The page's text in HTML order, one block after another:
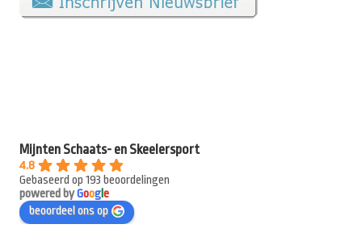
Mijnten Schaats- en Skeelersport
4.8
Gebaseerd op 193 beoordelingen
powered byGooge
beoordeel ons op